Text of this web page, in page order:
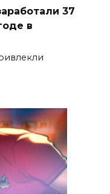
37
в